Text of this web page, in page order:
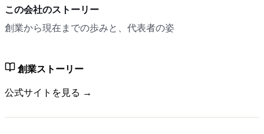
この会社のストーリー
創業から現在までの歩みと、代表者の姿
創業ストーリー
公式サイトを見る →